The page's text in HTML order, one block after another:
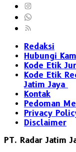
Redaksi
Hubungi
Kode Etik
Kode Etik
Jatim Jaya
Kontak
Pedoman
Privacy
Disclaimer
PT. Radar Jatim